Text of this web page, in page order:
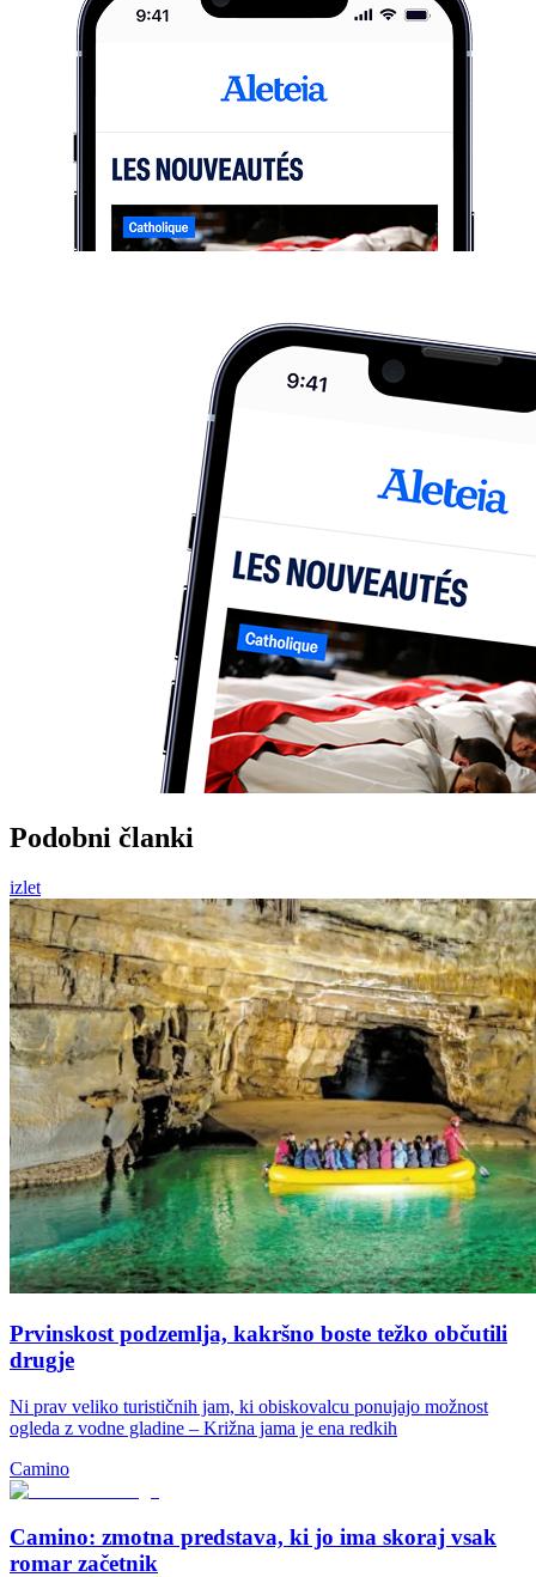
Podobni članki
izlet
Prvinskost podzemlja, kakršno boste težko občutili
drugje
Ni prav veliko turističnih jam, ki obiskovalcu ponujajo možnost
ogleda z vodne gladine – Križna jama je ena redkih
Camino
Camino: zmotna predstava, ki jo ima skoraj vsak
romar začetnik